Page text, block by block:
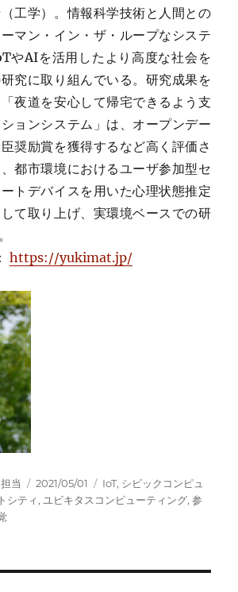
工学）。情報科学技術と人間との
マン・イン・ザ・ループなシステ
やAIを活用したより高度な社会を
究に取り組んでいる。研究成果を
夜道を安心して帰宅できるよう支
ョンシステム」は、オープンデー
奨励賞を獲得するなど高く評価さ
都市環境におけるユーザ参加型セ
トデバイスを用いた心理状態推定
て取り上げ、実環境ベースでの研
https://yukimat.jp/
当
Posted
on
2021/05/01 Tags
IoT, シビックコンピュ
シティ,ユビキタスコンピューティング,参